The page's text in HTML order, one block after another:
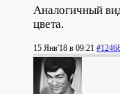
Аналогичный
цвета.
15 Янв'18 в 09:21